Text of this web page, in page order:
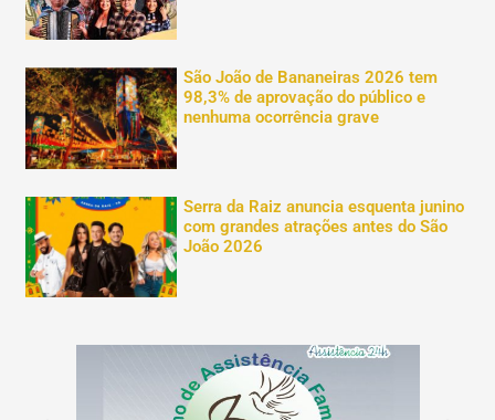
São João de Bananeiras 2026 tem
98,3% de aprovação do público e
nenhuma ocorrência grave
Serra da Raiz anuncia esquenta junino
com grandes atrações antes do São
João 2026